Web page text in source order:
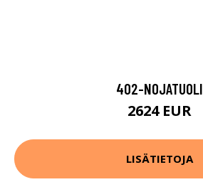
402-NOJATUOLI
2624 EUR
LISÄTIETOJA